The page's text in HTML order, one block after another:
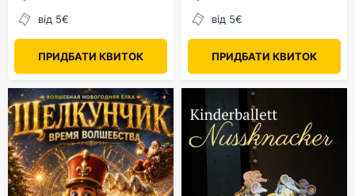
від 5€
ПРИДБАТИ КВИТОК
від 5€
ПРИДБАТИ КВИТОК